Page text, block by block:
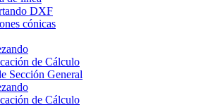
DXF
cónicas
de Cálculo
Sección General
de Cálculo